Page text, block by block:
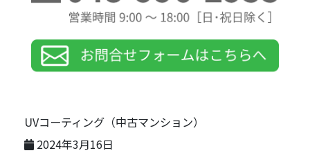
UVコーティング（中古マンション）
2024年3月16日